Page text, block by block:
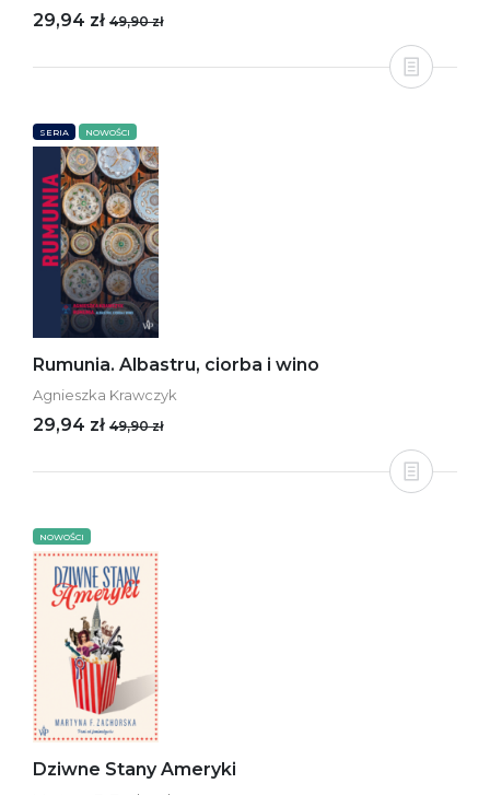
29,94 zł 49,90 zł
SERIA NOWOŚCI
Rumunia. Albastru, ciorba i wino
Agnieszka Krawczyk
29,94 zł 49,90 zł
NOWOŚCI
Dziwne Stany Ameryki